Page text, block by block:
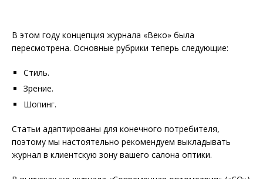
В этом году концепция журнала «Веко» была
пересмотрена. Основные рубрики теперь следующие:
Стиль.
Зрение.
Шопинг.
Статьи адаптированы для конечного потребителя,
поэтому мы настоятельно рекомендуем выкладывать
журнал в клиентскую зону вашего салона оптики.